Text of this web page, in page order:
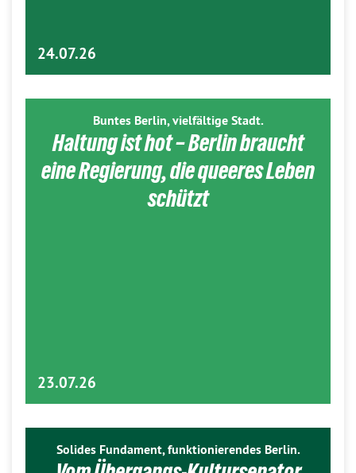
24.07.26
Buntes Berlin, vielfältige Stadt.
Haltung ist hot – Berlin braucht
eine Regierung, die queeres Leben
schützt
23.07.26
Solides Fundament, funktionierendes Berlin.